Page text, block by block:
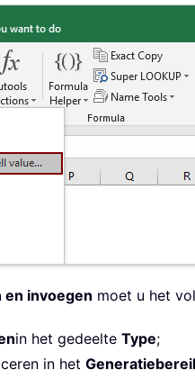
en invoegen moet u het
in het gedeelte Type;
in het